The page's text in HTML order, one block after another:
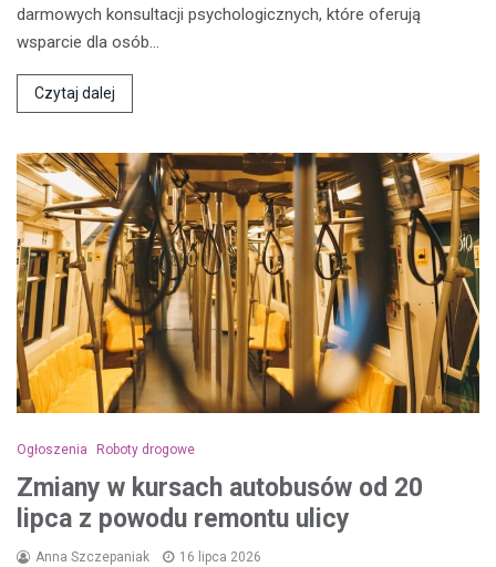
darmowych konsultacji psychologicznych, które oferują
wsparcie dla osób…
Czytaj dalej
Ogłoszenia Roboty drogowe
Zmiany w kursach autobusów od 20
lipca z powodu remontu ulicy
Anna Szczepaniak 16 lipca 2026